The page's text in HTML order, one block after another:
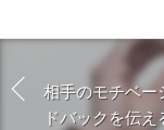
相手のモチベー
ドバックを伝